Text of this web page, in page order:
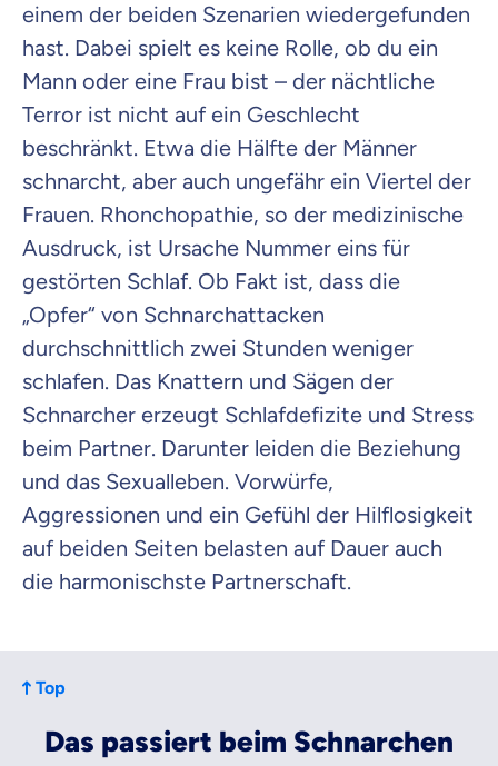
einem der beiden Szenarien wiedergefunden
hast. Dabei spielt es keine Rolle, ob du ein
Mann oder eine Frau bist – der nächtliche
Terror ist nicht auf ein Geschlecht
beschränkt. Etwa die Hälfte der Männer
schnarcht, aber auch ungefähr ein Viertel der
Frauen. Rhonchopathie, so der medizinische
Ausdruck, ist Ursache Nummer eins für
gestörten Schlaf. Ob Fakt ist, dass die
„Opfer“ von Schnarchattacken
durchschnittlich zwei Stunden weniger
schlafen. Das Knattern und Sägen der
Schnarcher erzeugt Schlafdefizite und Stress
beim Partner. Darunter leiden die Beziehung
und das Sexualleben. Vorwürfe,
Aggressionen und ein Gefühl der Hilflosigkeit
auf beiden Seiten belasten auf Dauer auch
die harmonischste Partnerschaft.
Top
Das passiert beim Schnarchen